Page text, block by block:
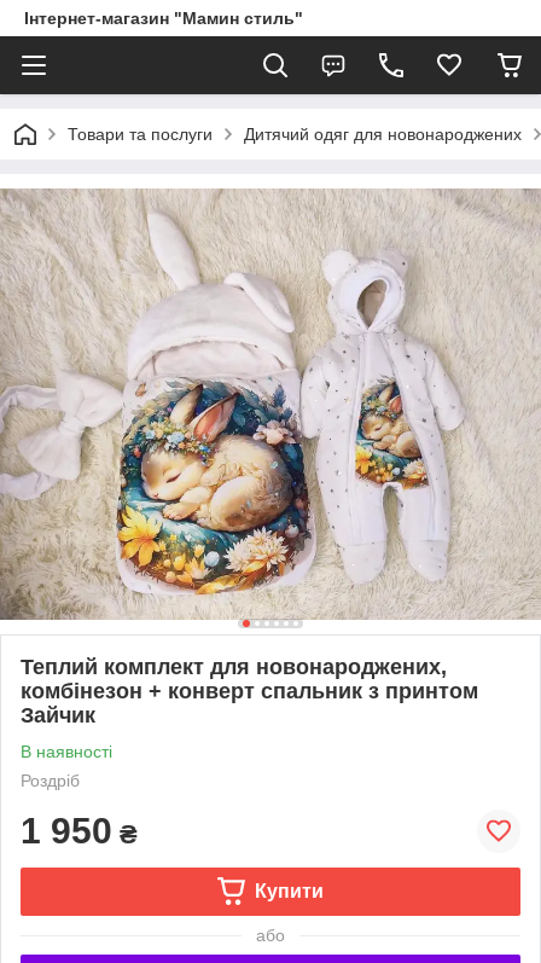
Інтернет-магазин "Мамин стиль"
Товари та послуги Дитячий одяг для новонароджених
Теплий комплект для новонароджених,
комбінезон + конверт спальник з принтом
Зайчик
В наявності
Роздріб
1 950 ₴
Купити
або